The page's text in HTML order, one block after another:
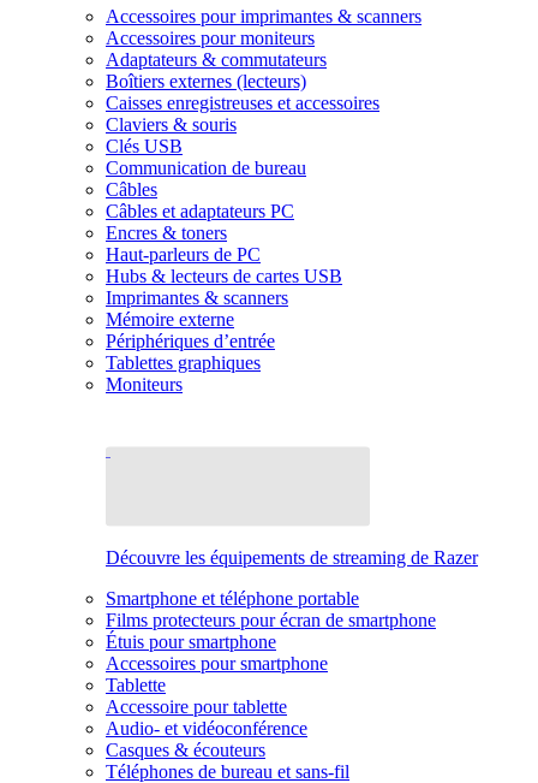
Accessoires pour imprimantes & scanners
Accessoires pour moniteurs
Adaptateurs & commutateurs
Boîtiers externes (lecteurs)
Caisses enregistreuses et accessoires
Claviers & souris
Clés USB
Communication de bureau
Câbles
Câbles et adaptateurs PC
Encres & toners
Haut-parleurs de PC
Hubs & lecteurs de cartes USB
Imprimantes & scanners
Mémoire externe
Périphériques d’entrée
Tablettes graphiques
Moniteurs
Découvre les équipements de streaming de Razer
Smartphone et téléphone portable
Films protecteurs pour écran de smartphone
Étuis pour smartphone
Accessoires pour smartphone
Tablette
Accessoire pour tablette
Audio- et vidéoconférence
Casques & écouteurs
Téléphones de bureau et sans-fil